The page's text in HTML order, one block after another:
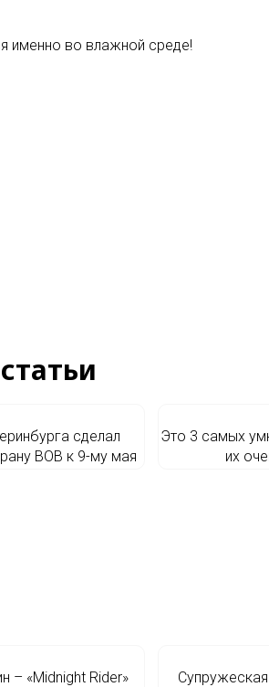
именно во влажной среде!
сделал
ВОВ к 9-му мая
Это 3 самых
их
– «Midnight Rider»